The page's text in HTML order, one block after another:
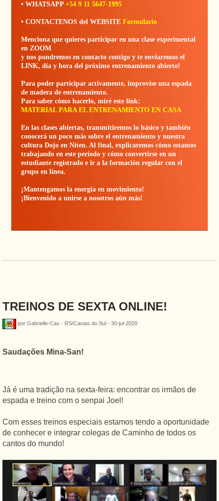
• WHATSAPP +54 9 11 5647-1995
• CONTACTENOS del WEBSITE Formulario
Menciona que quieres participar en una clase experimental
en ZOOM
y nos pondremos en contacto contigo y te enviaremos el
LINK, día y hora del próximo entrenamiento abierto!
Para poder participar activamente, improvise una espada
de madera de entrenamiento.
Para saber cómo hacerlo, miré este link:
MATERIAL PARA EL ENTRENAMIENTO EN CASA
En las clases abiertas, transmitiremos lo básico y también
conocerá un poco más sobre el entrenamiento y nuestra
cultura Dojo en Niten. Al final, explicaremos cómo estamos
trabajando en este período y cómo convertirse en un
estudiante registrado e ir a la formación regular con el
grupo en línea.
¡Mantengamos la energía en movimiento!
¡Bienvenido a unirse a nosotros aún más!
TREINOS DE SEXTA ONLINE!
por Gabrielle-Cax - RS/Caxias do Sul - 30-jul-2020
Saudações Mina-San!
Já é uma tradição na sexta-feira: encontrar os irmãos de
espada e treino com o senpai Joel!
Com esses treinos especiais estamos tendo a oportunidade
de conhecer e integrar colegas de Caminho de todos os
cantos do mundo!